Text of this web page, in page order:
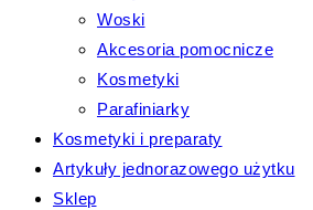
Woski
Akcesoria pomocnicze
Kosmetyki
Parafiniarky
Kosmetyki i preparaty
Artykuły jednorazowego użytku
Sklep